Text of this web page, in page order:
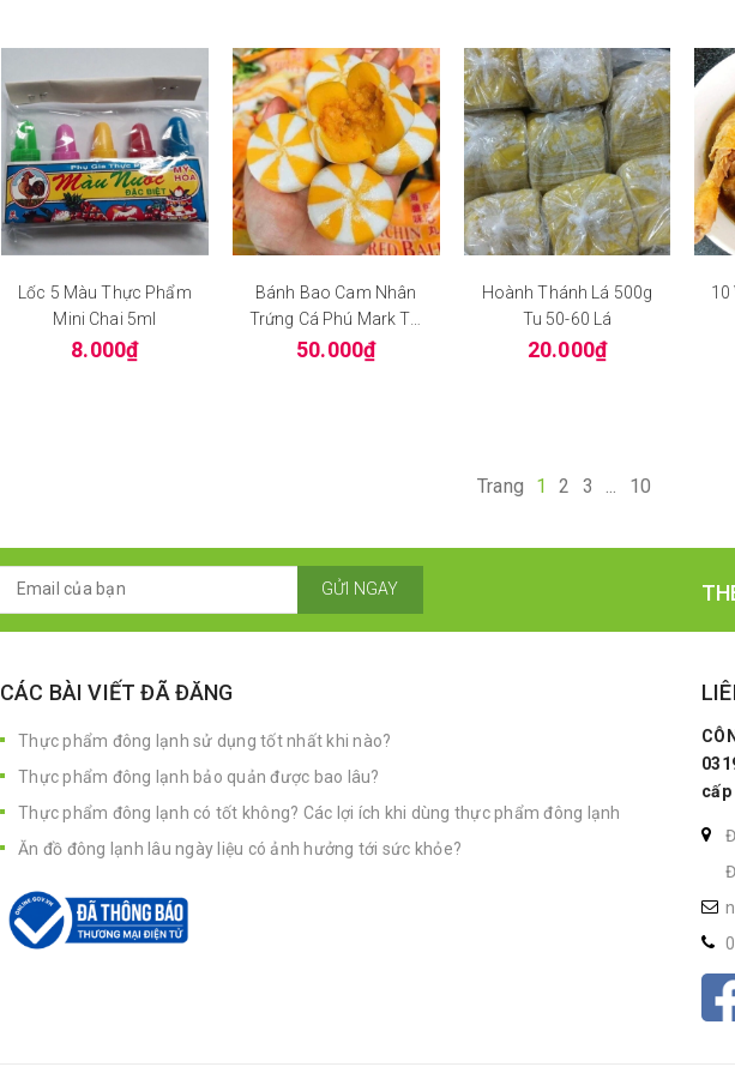
Lốc 5 Màu Thực Phẩm
Mini Chai 5ml
8.000₫
Bánh Bao Cam Nhân
Trứng Cá Phú Mark Túi
500Gr
50.000₫
Hoành Thánh Lá 500g
Tu 50-60 Lá
20.000₫
10
Trang 1 2 3 10
GỬI NGAY
CÁC BÀI VIẾT ĐÃ ĐĂNG
Thực phẩm đông lạnh sử dụng tốt nhất khi nào?
Thực phẩm đông lạnh bảo quản được bao lâu?
Thực phẩm đông lạnh có tốt không? Các lợi ích khi dùng thực phẩm đông lạnh
Ăn đồ đông lạnh lâu ngày liệu có ảnh hưởng tới sức khỏe?
cấp